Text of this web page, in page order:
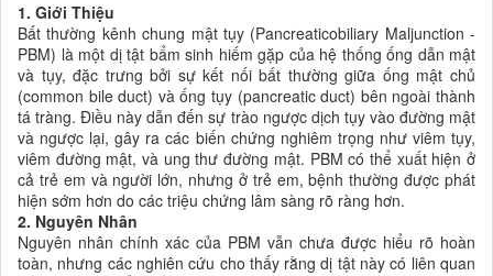
1. Giới Thiệu
Bất thường kênh chung mật tụy (Pancreaticobiliary Maljunction -
PBM) là một dị tật bẩm sinh hiếm gặp của hệ thống ống dẫn mật
và tụy, đặc trưng bởi sự kết nối bất thường giữa ống mật chủ
(common bile duct) và ống tụy (pancreatic duct) bên ngoài thành
tá tràng. Điều này dẫn đến sự trào ngược dịch tụy vào đường mật
và ngược lại, gây ra các biến chứng nghiêm trọng như viêm tụy,
viêm đường mật, và ung thư đường mật. PBM có thể xuất hiện ở
cả trẻ em và người lớn, nhưng ở trẻ em, bệnh thường được phát
hiện sớm hơn do các triệu chứng lâm sàng rõ ràng hơn.
2. Nguyên Nhân
Nguyên nhân chính xác của PBM vẫn chưa được hiểu rõ hoàn
toàn, nhưng các nghiên cứu cho thấy rằng dị tật này có liên quan